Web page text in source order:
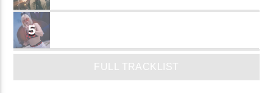
5
FULL TRACKLIST